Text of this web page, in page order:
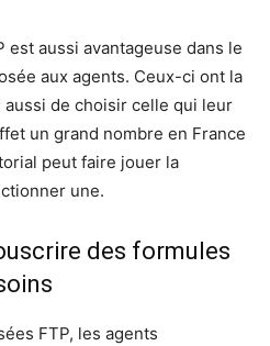
est aussi avantageuse dans le
aux agents. Ceux-ci ont la
aussi de choisir celle qui leur
un grand nombre en France
peut faire jouer la
une.
des formules
FTP, les agents